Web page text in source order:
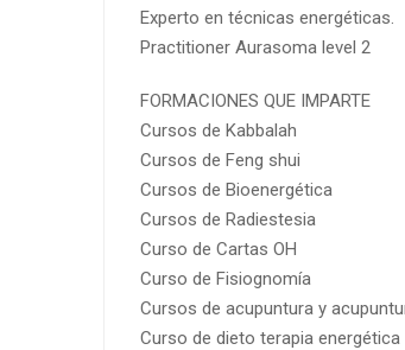
Experto en técnicas energéticas.
Practitioner Aurasoma level 2
FORMACIONES QUE IMPARTE
Cursos de Kabbalah
Cursos de Feng shui
Cursos de Bioenergética
Cursos de Radiestesia
Curso de Cartas OH
Curso de Fisiognomía
Cursos de acupuntura y
Curso de dieto terapia energética